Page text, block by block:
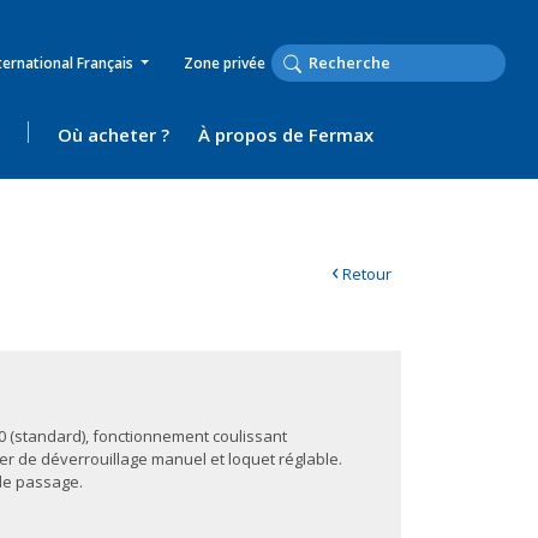
Français Zone privée
Où acheter ? À propos de Fermax
‹Retour
(standard), fonctionnement coulissant
de déverrouillage manuel et loquet réglable.
passage.